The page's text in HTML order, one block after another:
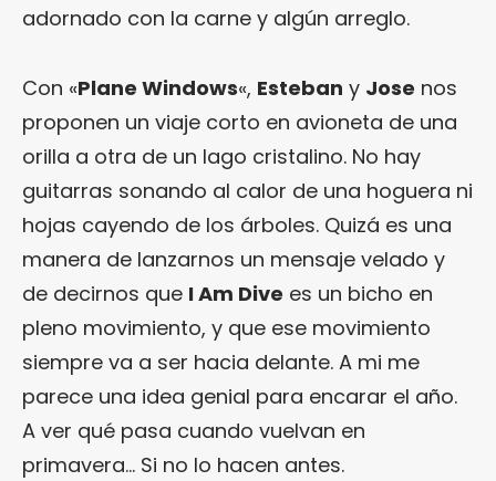
adornado con la carne y algún arreglo.
Con «Plane Windows«, Esteban y Jose nos
proponen un viaje corto en avioneta de una
orilla a otra de un lago cristalino. No hay
guitarras sonando al calor de una hoguera ni
hojas cayendo de los árboles. Quizá es una
manera de lanzarnos un mensaje velado y
de decirnos que I Am Dive es un bicho en
pleno movimiento, y que ese movimiento
siempre va a ser hacia delante. A mi me
parece una idea genial para encarar el año.
A ver qué pasa cuando vuelvan en
primavera… Si no lo hacen antes.